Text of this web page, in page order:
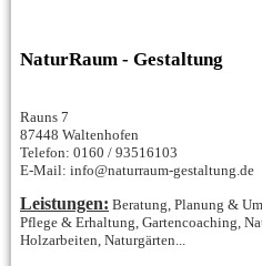
NaturRaum - Gestaltung
Rauns 7
87448 Waltenhofen
Telefon: 0160 / 93516103
E-Mail: info@naturraum-gestaltung.de
Leistungen: Beratung, Planung &
Pflege & Erhaltung, Gartencoaching,
Holzarbeiten, Naturgärten...